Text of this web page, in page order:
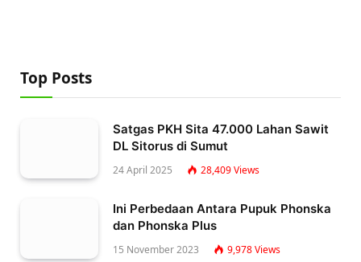
Top Posts
Satgas PKH Sita 47.000 Lahan Sawit
DL Sitorus di Sumut
24 April 2025 28,409Views
Ini Perbedaan Antara Pupuk Phonska
dan Phonska Plus
15 November 2023 9,978Views